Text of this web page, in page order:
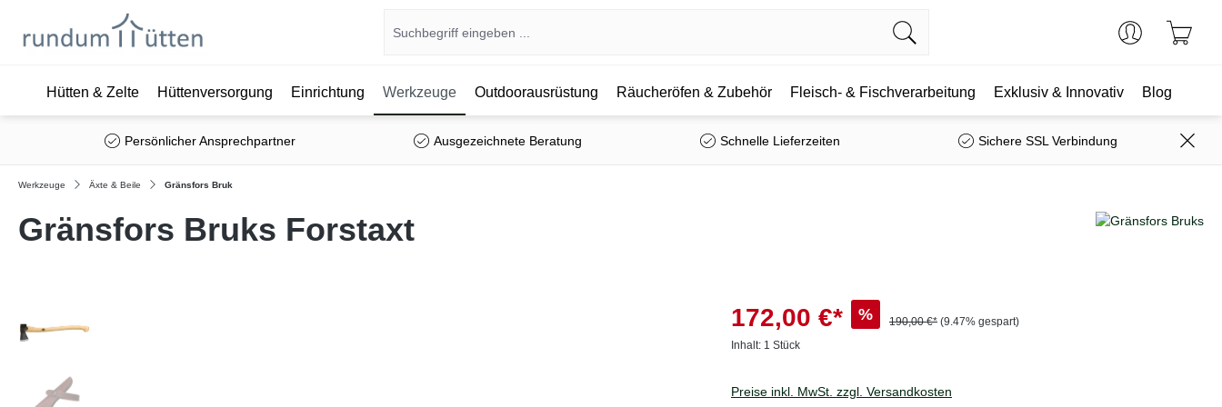
Zur Hauptnavigation springen
Hütten & Zelte Hüttenversorgung Einrichtung Werkzeuge Outdoorausrüstung Räucheröfen & Zubehör Fleisch- & Fischverarbeitung Exklusiv & Innovativ Blog
Persönlicher Ansprechpartner Ausgezeichnete Beratung Schnelle Lieferzeiten Sichere SSL Verbindung
Werkzeuge Äxte & Beile Gränsfors Bruk
Gränsfors Bruks Forstaxt
172,00 €* % 190,00 €* (9.47% gespart)
Inhalt: 1 Stück
Preise inkl. MwSt. zzgl. Versandkosten